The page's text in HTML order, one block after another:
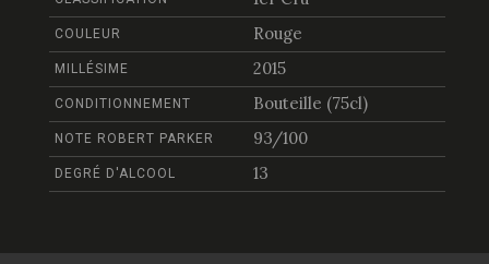
COULEUR Rouge
MILLÉSIME 2015
CONDITIONNEMENT Bouteille (75cl)
NOTE ROBERT PARKER 93/100
DEGRÉ D'ALCOOL 13